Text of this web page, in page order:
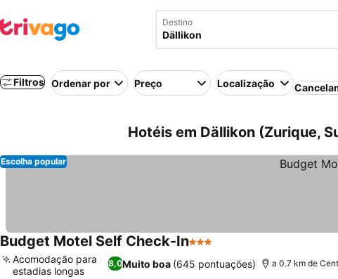
Destino
Filtros Ordenar por Preço Localização
Hotéis em Dällikon (Zurique,
Escolha popular
Budget Motel Self Check-In3 Estrelas
8,0Muito boa (645 pontuações)
Acomodação para
estadias longas
a 0.7 km de